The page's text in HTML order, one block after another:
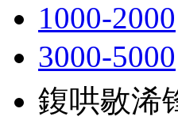
1000-2000
3000-5000
鍑哄敭浠